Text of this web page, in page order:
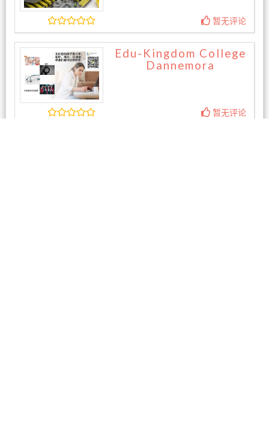
暂无评论
Edu-Kingdom College
Dannemora
暂无评论